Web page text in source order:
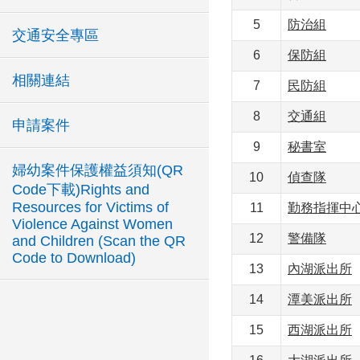
交通安全專區
相關連結
申請案件
婦幼案件保護權益須知(QR
Code下載)Rights and
Resources for Victims of
Violence Against Women
and Children (Scan the QR
Code to Download)
5 防治組
6 保防組
7 民防組
8 交通組
9 秘書室
10 偵查隊
11 勤務指揮中
12 警備隊
13 內湖派出所
14 潭美派出所
15 西湖派出所